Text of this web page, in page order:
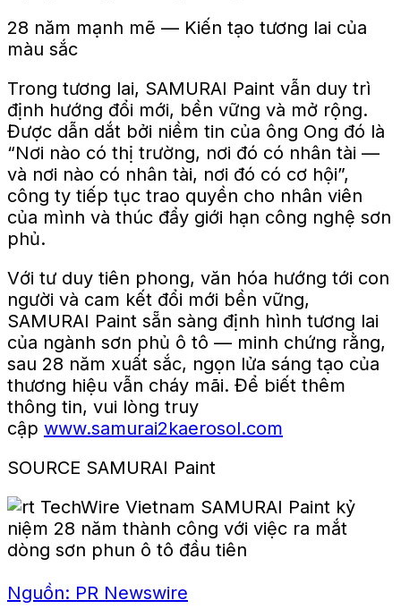
28 năm mạnh mẽ — Kiến tạo tương lai của
màu sắc
Trong tương lai, SAMURAI Paint vẫn duy trì
định hướng đổi mới, bền vững và mở rộng.
Được dẫn dắt bởi niềm tin của ông Ong đó là
“Nơi nào có thị trường, nơi đó có nhân tài —
và nơi nào có nhân tài, nơi đó có cơ hội”,
công ty tiếp tục trao quyền cho nhân viên
của mình và thúc đẩy giới hạn công nghệ sơn
phủ.
Với tư duy tiên phong, văn hóa hướng tới con
người và cam kết đổi mới bền vững,
SAMURAI Paint sẵn sàng định hình tương lai
của ngành sơn phủ ô tô — minh chứng rằng,
sau 28 năm xuất sắc, ngọn lửa sáng tạo của
thương hiệu vẫn cháy mãi. Để biết thêm
thông tin, vui lòng truy
cập www.samurai2kaerosol.com
SOURCE SAMURAI Paint
Nguồn: PR Newswire